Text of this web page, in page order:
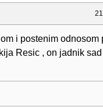
i postenim odnosom
Resic , on jadnik